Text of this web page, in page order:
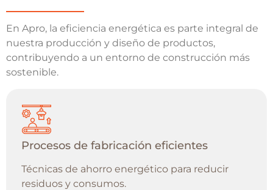
En Apro, la eficiencia energética es parte integral de
nuestra producción y diseño de productos,
contribuyendo a un entorno de construcción más
sostenible.
Procesos de fabricación eficientes
Técnicas de ahorro energético para reducir
residuos y consumos.